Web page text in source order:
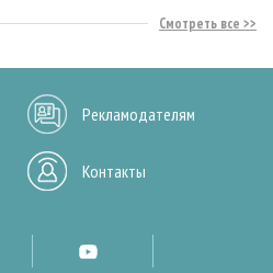
Смотреть все
Рекламодателям
Контакты